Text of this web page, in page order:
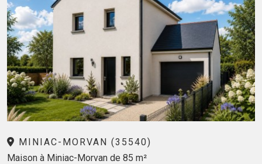
MINIAC-MORVAN (35540)
Maison à Miniac-Morvan de 85 m²